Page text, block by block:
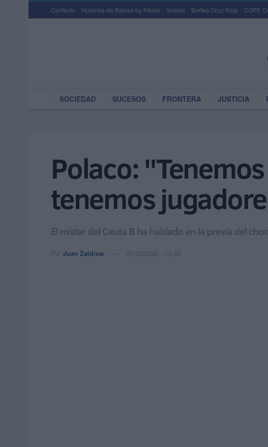
Contacto Horarios de Barcos by Kikoto Vuelos Sorteo Cruz Roja COPE
SOCIEDAD SUCESOS FRONTERA JUSTICIA
Polaco:
tenemos
El míster del Ceuta B ha hablado en la previa del
Por Juan Zaldívar 20/02/2026 - 12:48